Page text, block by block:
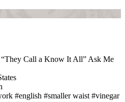
Call a Know It All” Ask Me
#english #smaller waist #vinegar